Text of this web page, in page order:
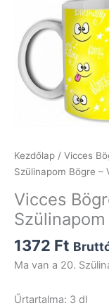
Kezdőlap / Vicces
Szülinapom Bögre –
Vicces
1372 Ft
Ma van a 20.
Űrtartalma: 3 dl